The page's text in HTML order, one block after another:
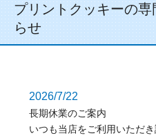
プリントクッキーの
らせ
2026/7/22
長期休業のご案内
いつも当店をご利用いただ